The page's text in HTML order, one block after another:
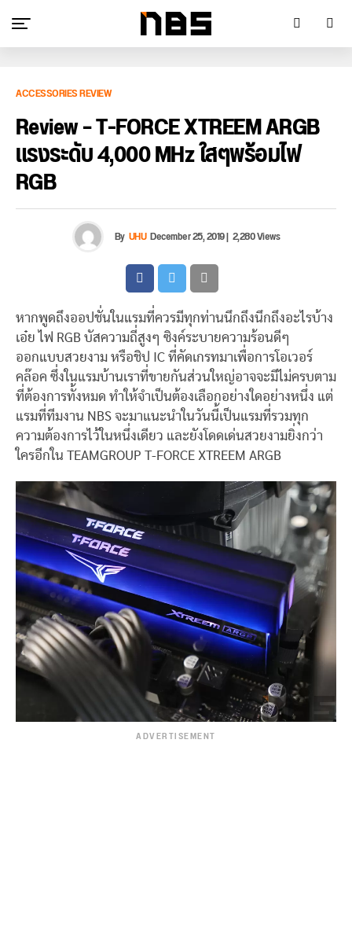
ACCESSORIES REVIEW
Review – T-FORCE XTREEM ARGB
แรงระดับ 4,000 MHz ใสๆพร้อมไฟ
RGB
By UHUDecember 25, 2019| 2,280 Views
หากพูดถึงออปชั่นในแรมที่ควรมีทุกท่านนึกถึงนึกถึงอะไรบ้าง
เอ๋ย ไฟ RGB บัสความถี่สูงๆ ซิงค์ระบายความร้อนดีๆ
ออกแบบสวยงาม หรือชิป IC ที่คัดเกรทมาเพื่อการโอเวอร์
คล๊อค ซึ่งในแรมบ้านเราที่ขายกันส่วนใหญ่อาจจะมีไม่ครบตาม
ที่ต้องการทั้งหมด ทำให้จำเป็นต้องเลือกอย่างใดอย่างหนึ่ง แต่
แรมที่ทีมงาน NBS จะมาแนะนำในวันนี้เป็นแรมที่รวมทุก
ความต้องการไว้ในหนึ่งเดียว และยังโดดเด่นสวยงามยิ่งกว่า
ใครอีกใน TEAMGROUP T-FORCE XTREEM ARGB
ADVERTISEMENT